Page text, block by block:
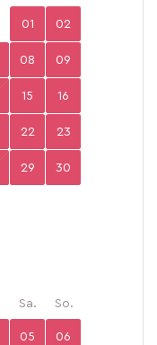
01 02
08 09
15 16
22 23
29 30
Sa. So.
05 06